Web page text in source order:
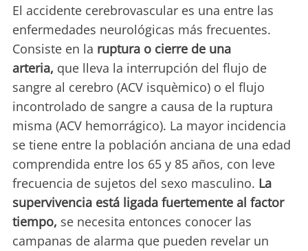
El accidente cerebrovascular es una entre las
enfermedades neurológicas más frecuentes.
Consiste en la ruptura o cierre de una
arteria, que lleva la interrupción del flujo de
sangre al cerebro (ACV isquèmico) o el flujo
incontrolado de sangre a causa de la ruptura
misma (ACV hemorrágico). La mayor incidencia
se tiene entre la población anciana de una edad
comprendida entre los 65 y 85 años, con leve
frecuencia de sujetos del sexo masculino. La
supervivencia está ligada fuertemente al factor
tiempo, se necesita entonces conocer las
campanas de alarma que pueden revelar un